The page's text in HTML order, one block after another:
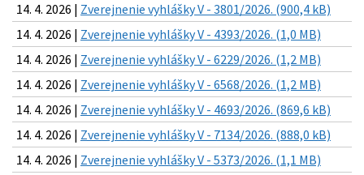
14. 4. 2026 | Zverejnenie vyhlášky V - 3801/2026. (900,4 kB)
14. 4. 2026 | Zverejnenie vyhlášky V - 4393/2026. (1,0 MB)
14. 4. 2026 | Zverejnenie vyhlášky V - 6229/2026. (1,2 MB)
14. 4. 2026 | Zverejnenie vyhlášky V - 6568/2026. (1,2 MB)
14. 4. 2026 | Zverejnenie vyhlášky V - 4693/2026. (869,6 kB)
14. 4. 2026 | Zverejnenie vyhlášky V - 7134/2026. (888,0 kB)
14. 4. 2026 | Zverejnenie vyhlášky V - 5373/2026. (1,1 MB)